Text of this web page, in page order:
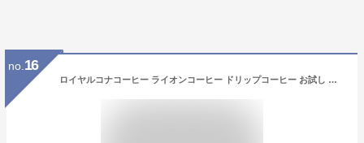
no. 16
ロイヤルコナコーヒー ライオンコーヒー ドリップコーヒー お試し 飲み比べ 7種類 14杯分 フレーバーコーヒー バニラマカダミアナッツ コナコーヒー 個包装 ハワイ ブレンドコーヒー [bmb] (ymcd)